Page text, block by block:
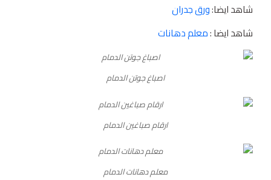
شاهد ايضا:ورق جدران
شاهد ايضا :معلم دهانات
اصباغ جوتن الدمام
ارقام صباغين الدمام
معلم دهانات الدمام